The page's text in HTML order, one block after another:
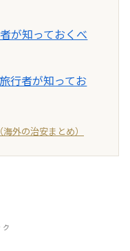
が知っておくべ
行者が知ってお
外の治安まとめ）